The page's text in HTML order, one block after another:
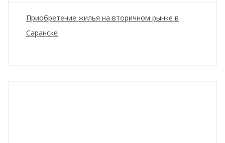
Приобретение жилья на вторичном рынке в
Саранске